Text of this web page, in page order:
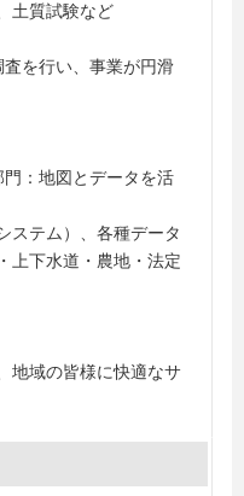
土質試験など
を行い、事業が円滑
：地図とデータを活
ステム）、各種データ
上下水道・農地・法定
地域の皆様に快適なサ